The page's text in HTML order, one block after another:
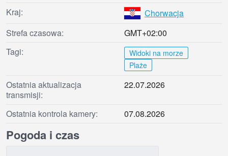
Kraj:
Chorwacja
Strefa czasowa:
GMT+02:00
Tagi:
Widoki na morze
Plaże
Ostatnia aktualizacja
transmisji:
22.07.2026
Ostatnia kontrola kamery: 07.08.2026
Pogoda i czas